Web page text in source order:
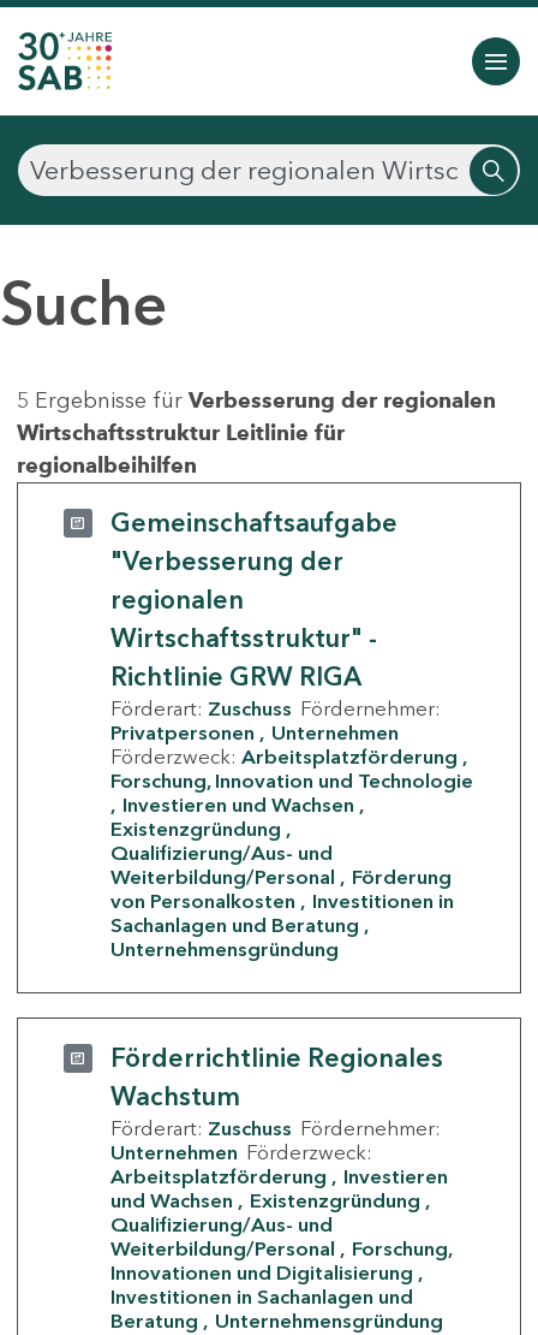
Suche
5 Ergebnisse für Verbesserung der regionalen
Wirtschaftsstruktur Leitlinie für
regionalbeihilfen
Gemeinschaftsaufgabe
"Verbesserung der
regionalen
Wirtschaftsstruktur" -
Richtlinie GRW RIGA
Förderart: Zuschuss Fördernehmer:
Privatpersonen
Unternehmen
Förderzweck: Arbeitsplatzförderung
Forschung, Innovation und Technologie
Investieren und Wachsen
Existenzgründung
Qualifizierung/Aus- und
Weiterbildung/Personal
Förderung
von Personalkosten
Investitionen in
Sachanlagen und Beratung
Unternehmensgründung
Förderrichtlinie Regionales
Wachstum
Förderart: Zuschuss Fördernehmer:
Unternehmen Förderzweck:
Arbeitsplatzförderung
Investieren
und Wachsen
Existenzgründung
Qualifizierung/Aus- und
Weiterbildung/Personal
Forschung,
Innovationen und Digitalisierung
Investitionen in Sachanlagen und
Beratung
Unternehmensgründung